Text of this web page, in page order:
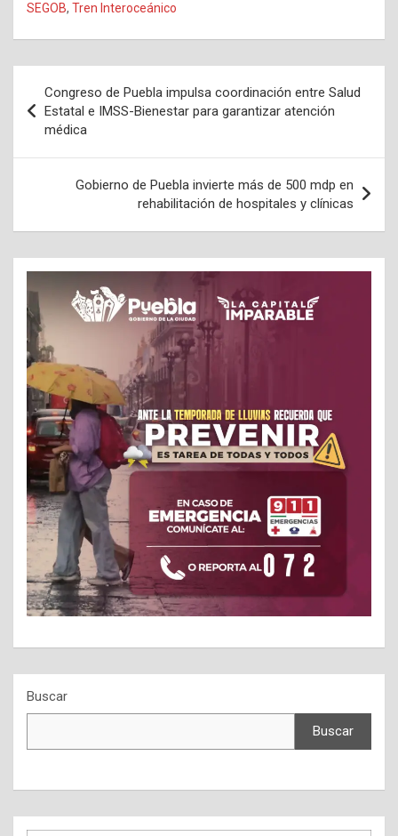
SEGOB, Tren Interoceánico
de
entradas
Congreso de Puebla impulsa coordinación entre Salud
Estatal e IMSS-Bienestar para garantizar atención
médica
Gobierno de Puebla invierte más de 500 mdp en
rehabilitación de hospitales y clínicas
Buscar
Buscar